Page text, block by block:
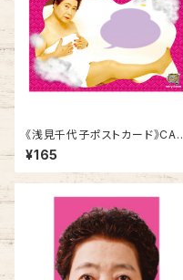
《浅見千代子ポストカード》CA-
4／ バスルーム
¥165